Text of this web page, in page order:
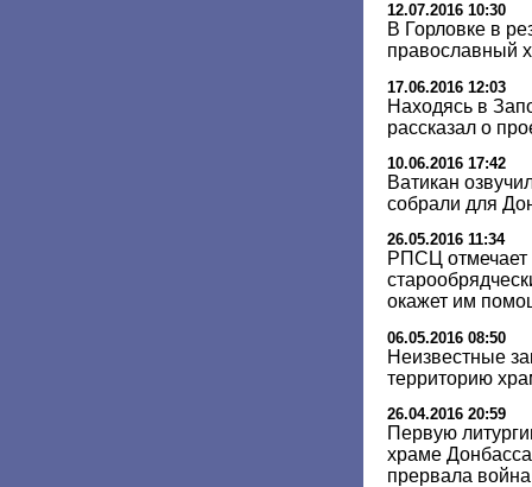
12.07.2016 10:30
В Горловке в
православный
17.06.2016 12:03
Находясь в
рассказал о
10.06.2016 17:42
Ватикан
собрали для
26.05.2016 11:34
РПСЦ отмечает
окажет им
06.05.2016 08:50
Неизвестные
территорию
26.04.2016 20:59
Первую
храме
прервала война